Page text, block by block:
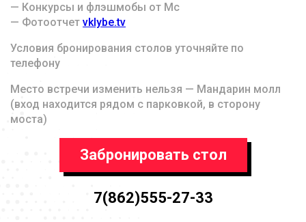
— Конкурсы и флэшмобы от Мс
— Фотоотчет vklybe.tv
Условия бронирования столов уточняйте по
телефону
Место встречи изменить нельзя — Мандарин молл
(вход находится рядом с парковкой, в сторону
моста)
Забронировать стол
7(862)555-27-33